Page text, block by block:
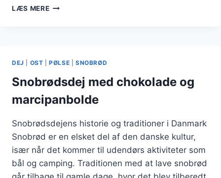
LÆS MERESNOBRØDSDEJ
TRADITION
DEJ OST |PØLSE SNOBRØD
Snobrødsdej med chokolade og
marcipanbolde
Snobrødsdejens historie og traditioner i Danmark
Snobrød er en elsket del af den danske kultur,
især når det kommer til udendørs aktiviteter som
bål og camping. Traditionen med at lave snobrød